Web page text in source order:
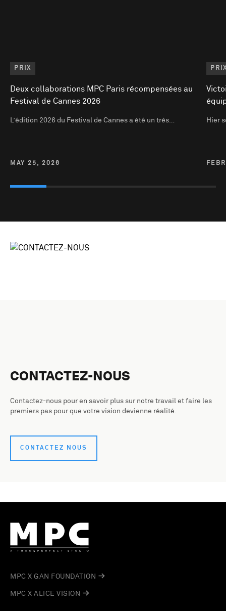
PRIX
Deux collaborations MPC Paris récompensées au
Festival de Cannes 2026
L’édition 2026 du Festival de Cannes a été un très…
MAY 25, 2026
Hier
CONTACTEZ-NOUS
Contactez-nous pour en savoir plus sur notre travail et faire les
premiers pas pour que votre vision devienne réalité.
CONTACTEZ NOUS
MPC X GAN FOUNDATION
MPC X ALICE VISION